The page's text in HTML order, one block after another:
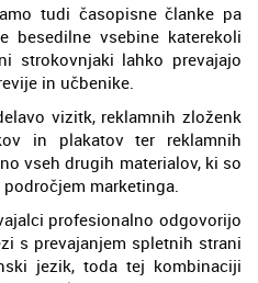
tudi časopisne članke pa
besedilne vsebine katerekoli
strokovnjaki lahko prevajajo
in učbenike.
vizitk, reklamnih zloženk
in plakatov ter reklamnih
vseh drugih materialov, ki so
marketinga.
profesionalno odgovorijo
s prevajanjem spletnih strani
jezik, toda tej kombinaciji